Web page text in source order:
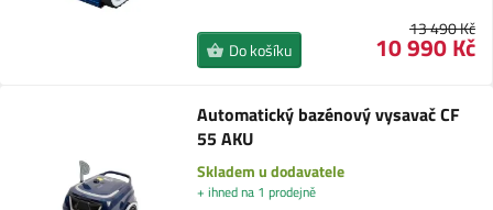
13 490 Kč
10 990 Kč
Do košíku
Automatický bazénový vysavač CF
55 AKU
Skladem u dodavatele
+ ihned na 1 prodejně